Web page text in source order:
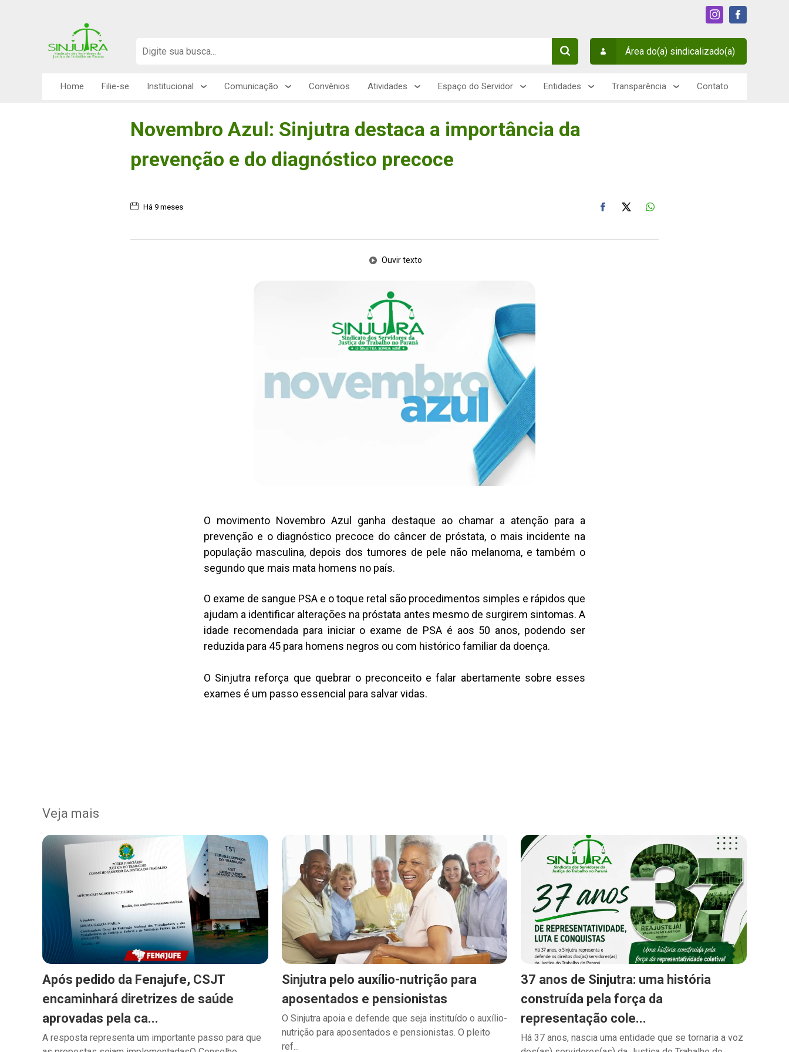
Área do(a) sindicalizado(a)
Home Filie-se Institucional Comunicação Convênios Atividades Espaço do Servidor Entidades Transparência Contato
Novembro Azul: Sinjutra destaca a importância da
prevenção e do diagnóstico precoce
Há 9 meses
Ouvir texto
O movimento Novembro Azul ganha destaque ao chamar a atenção para a
prevenção e o diagnóstico precoce do câncer de próstata, o mais incidente na
população masculina, depois dos tumores de pele não melanoma, e também o
segundo que mais mata homens no país.
O exame de sangue PSA e o toque retal são procedimentos simples e rápidos que
ajudam a identificar alterações na próstata antes mesmo de surgirem sintomas. A
idade recomendada para iniciar o exame de PSA é aos 50 anos, podendo ser
reduzida para 45 para homens negros ou com histórico familiar da doença.
O Sinjutra reforça que quebrar o preconceito e falar abertamente sobre esses
exames é um passo essencial para salvar vidas.
Veja mais
Após pedido da Fenajufe, CSJT
encaminhará diretrizes de saúde
aprovadas pela ca...
A resposta representa um importante passo para que
Sinjutra pelo auxílio-nutrição para
aposentados e pensionistas
O Sinjutra apoia e defende que seja instituído o auxílio-
nutrição para aposentados e pensionistas. O pleito
ref...
37 anos de Sinjutra: uma história
construída pela força da
representação cole...
Há 37 anos, nascia uma entidade que se tornaria a voz